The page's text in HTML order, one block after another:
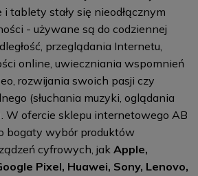
tablety stały się nieodłącznym
- używane są do codziennej
przeglądania Internetu,
online, uwieczniania wspomnień
rozwijania swoich pasji czy
(słuchania muzyki, oglądania
W ofercie sklepu internetowego AB
bogaty wybór produktów
cyfrowych, jak Apple,
Pixel, Huawei, Sony, Lenovo,